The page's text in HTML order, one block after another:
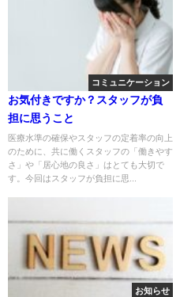
コミュニケーション
お気付きですか？スタッフが負
担に思うこと
医療水準の確保やスタッフの定着率の向上
のために、共に働くスタッフの「働きやす
さ」や「居心地の良さ」はとても大切で
す。今回はスタッフが負担に思...
お知らせ